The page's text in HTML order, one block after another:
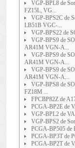
VGP-BPL8 de
FZ15L, VG...
VGP-BPS2C de
LB51B VGC-...
VGP-BPS22 de
VGP-BPS9 de
AR41M VGN-A...
VGP-BPS9 de
AR41M VGN-A...
VGP-BPS9 de
AR41M VGN-A...
VGP-BPS8 de
FZ18M ...
FPCBP82Z de
PCGA-BP2E de
VGP-BPL2 de
VGP-BPS2 de
PCGA-BP505 de
PCGA-BP3T de
PCGA-BP2T de